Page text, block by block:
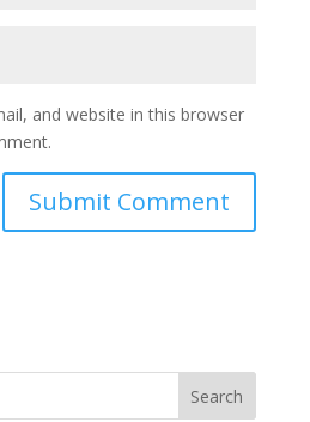
and website in this browser
Search